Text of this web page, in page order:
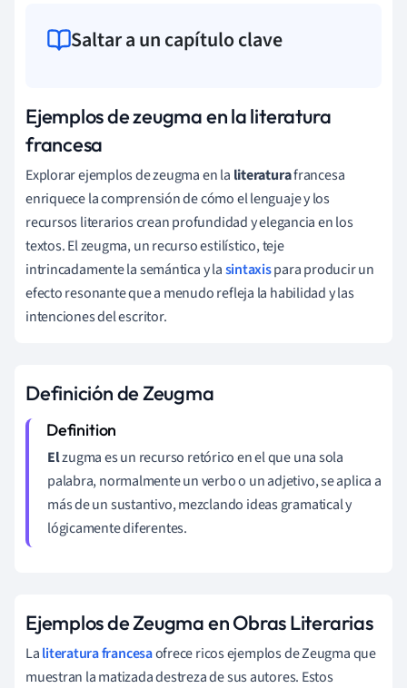
Saltar a un capítulo clave
Ejemplos de zeugma en la literatura
francesa
Explorar ejemplos de zeugma en la literaturafrancesa
enriquece la comprensión de cómo el lenguaje y los
recursos literarios crean profundidad y elegancia en los
textos. El zeugma, un recurso estilístico, teje
intrincadamente la semántica y lasintaxispara producir un
efecto resonante que a menudo refleja la habilidad y las
intenciones del escritor.
Definición de Zeugma
Elzugma es un recurso retórico en el que una sola
palabra, normalmente un verbo o un adjetivo, se aplica a
más de un sustantivo, mezclando ideas gramatical y
lógicamente diferentes.
Ejemplos de Zeugma en Obras Literarias
Laliteratura francesaofrece ricos ejemplos de Zeugma que
muestran la matizada destreza de sus autores. Estos